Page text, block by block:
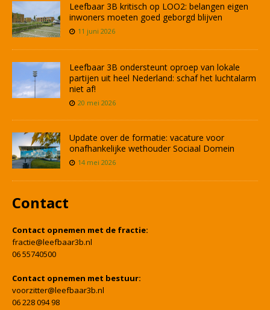
Leefbaar 3B kritisch op LOO2: belangen eigen
inwoners moeten goed geborgd blijven
11 juni 2026
Leefbaar 3B ondersteunt oproep van lokale
partijen uit heel Nederland: schaf het luchtalarm
niet af!
20 mei 2026
Update over de formatie: vacature voor
onafhankelijke wethouder Sociaal Domein
14 mei 2026
Contact
Contact opnemen met de fractie:
fractie@leefbaar3b.nl
06 55740500
Contact opnemen met bestuur:
voorzitter@leefbaar3b.nl
06 228 094 98